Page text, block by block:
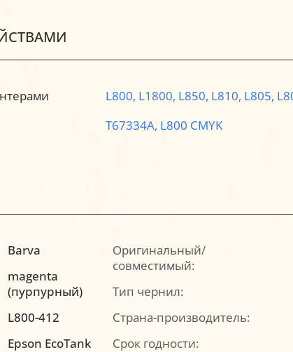
L800, L1800, L850, L810, L805,
T67334A, L800 CMYK
Barva
magenta
(пурпурный)
L800-412
Epson EcoTank
Оригинальный/
совместимый:
Тип чернил:
Страна-производитель:
Срок годности: